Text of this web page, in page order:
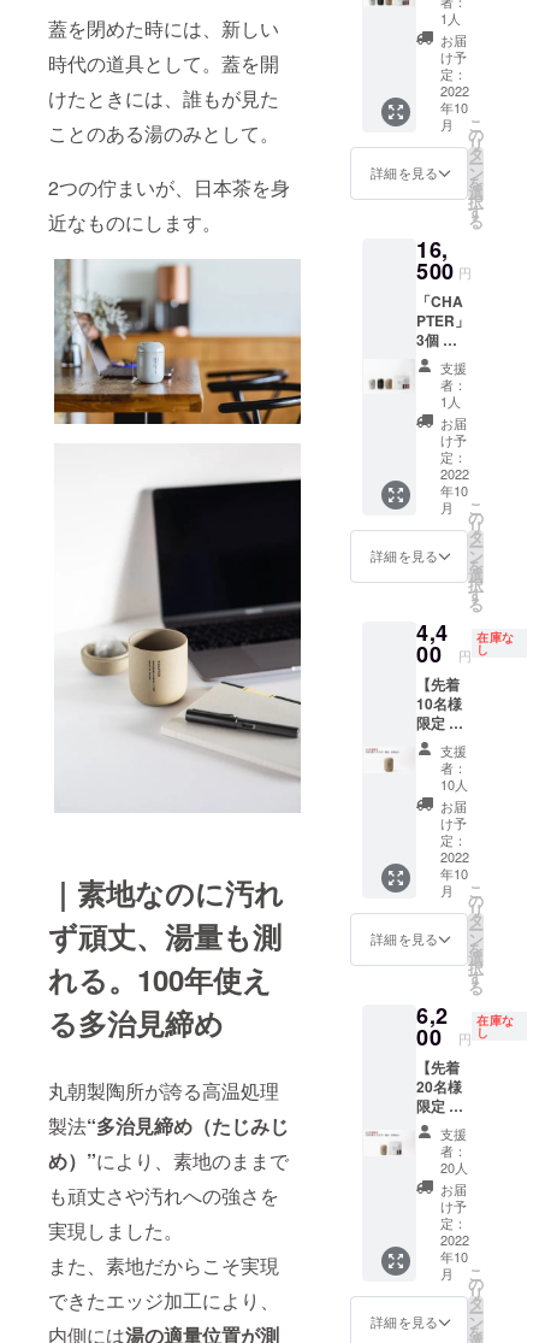
蓋を閉めた時には、新しい
時代の道具として。蓋を開
けたときには、誰もが見た
ことのある湯のみとして。
2つの佇まいが、日本茶を身
近なものにします。
｜素地なのに汚れ
ず頑丈、湯量も測
れる。100年使え
る多治見締め
丸朝製陶所が誇る高温処理
製法“多治見締め（たじみじ
め）”により、素地のままで
も頑丈さや汚れへの強さを
実現しました。
また、素地だからこそ実現
できたエッジ加工により、
内側には湯の適量位置が測
ます。
ページ
の注意
事項を
ご確認
くださ
い。 ※
ご注文
状況、
使用部
材の供
給状
造工程
上の都
合等に
より出
荷時期
が遅れ
る場合
があり
ます。
本製品
は磁器
製品
（焼き
物）の
ため、
焼きム
ラやロ
けなど
の個体
りま
す。プ
ロジェ
クト
ページ
の注意
事項を
ご確認
くださ
い。 ※
ご注文
状況、
使用部
材の供
給状
況、製
造工程
上の都
合等に
荷時期
が遅れ
る場合
があり
ます。
バッ
グ
10ヶ
月 ※未
開封
※TOP画
像の色
はクレ
ジュと
クリア
※色はク
リアグ
レー・
マット
ブラッ
ク・ク
レイ
ベー
ジュの
中から2
つお選
びいた
だけま
す。 ※
本製品
製品
（焼き
ため、
焼きム
ラやロ
ゴの欠
けなど
の個体
差があ
りま
す。プ
ロジェ
クト
ページ
の注意
事項を
ご確認
くださ
い。 ※
ご注文
状況、
材の供
給状
況、製
造工程
上の都
合等に
より出
荷時期
が遅れ
る場合
があり
ます。
ドは、
メッ
セージ
機能に
てお知
らせ致
しま
仕様 高
さ：
112mm
76mm
■賞味
期限 煎
茶/ほう
じ茶
ティー
バッ
グ
10ヶ
月 ※未
開封
※TOP画
像の色
はクリ
アグ
クリア
グレー
リアグ
レー・
マット
ブラッ
ク・ク
レイ
ベー
ジュの
中から2
つお選
びいた
だけま
す。 ※
本製品
は磁器
（焼き
物）の
焼きム
ラやロ
ゴの欠
けなど
の個体
差があ
りま
す。プ
ロジェ
クト
ページ
の注意
事項を
ご確認
くださ
い。 ※
ご注文
状況、
舗オン
ライン
ストア
で何度
でもご
利用頂
ける
10%OF
Fのクー
限は発
行日か
ら180日
間で
す。 ※
クーポ
ンコー
ドは、
メッ
セージ
機能に
てお知
らせ致
しま
す。 ■
さ：
112mm
■賞味
期限 煎
茶/ほう
じ茶
ティー
バッ
グ
10ヶ
月 ※未
開封 和
紅茶
ティー
バッ
グ
18ヶ
開封 ※
色はク
マット
ブラッ
ク・ク
レイ
ベー
ジュの
中から3
つお選
びいた
だけま
す。 ※
本製品
は磁器
製品
（焼き
ため、
ティー
バッ
グ ※
ティー
バッグ1
個で2杯
分お楽
しみい
ただけ
セージ
カード
・美濃
加茂茶
舗オン
ライン
ストア
で何度
でもご
利用頂
ける
10%OF
Fのクー
ポン
コード
※有効
期限は
から180
す。
※クーポ
ンコー
ドは、
メッ
セージ
機能に
てお知
らせ致
しま
す。 ■
仕様 高
さ：
112mm
幅：
■賞味
期限 煎
ティー
バッ
グ
10ヶ
月 ※未
開封 和
紅茶
ティー
バッ
グ
18ヶ
月 ※未
開封 ※
色はク
リアグ
マット
PTER」
3個 ＋
お試し
用煎茶
／ほう
じ茶／
和紅茶
ティー
バッグ
各1個 ■
リター
・
CHAPT
ER[チャ
プ
ター]×3
個 ・美
濃加茂
茶舗の
煎茶／
ほうじ
茶／和
紅茶
ティー
バッ
グ ※
ティー
バッグ1
ただけ
ます ・
お礼の
メッ
セージ
カード
・美濃
加茂茶
舗オン
ライン
ストア
で何度
でもご
利用頂
ける
10%OF
Fのクー
期限は
発行日
から180
日間で
す。
※クーポ
ンコー
ドは、
メッ
セージ
機能に
てお知
らせ致
しま
す。 ■
さ：
1人
お届
け予
定：
2022
年10
月
詳細を見る
こ
の
リ
タ
ー
ン
を
選
択
す
る
16,
500 円
「CHA
PTER」
3個 ＋
お試し
用煎茶
／ほう
じ茶／
和紅茶
ティー
バッグ
各1個 ■
リター
ン内容
・
CHAPT
ER[チャ
ター]×3
個 ・美
濃加茂
茶舗の
煎茶／
ほうじ
茶／和
紅茶
ティー
バッ
グ ※
ティー
バッグ1
個で2杯
分お楽
しみい
ただけ
セージ
カード
・美濃
加茂茶
舗オン
ライン
ストア
で何度
でもご
利用頂
ける
10%OF
Fのクー
ポン
コード
※有効期
限は発
支援
者：
1人
お届
け予
定：
2022
年10
月
詳細を見る
こ
の
リ
タ
ー
ン
を
選
択
す
る
4,4
00 円
在庫な
し
【先着
10名様
限定 早
割】
「CHA
PTER」
1個 ＋
お試し
用煎茶
ティー
バッグ1
ターン
内容 ・
完成し
たプロ
CHAPT
ER[チャ
プ
ター]×1
個 ・美
濃加茂
茶舗の
煎茶
（3g×1
個入
り）※
ティー
バッグ1
個で2杯
分お楽
しみい
ただけ
支援
者：
10人
お届
け予
定：
2022
年10
月
詳細を見る
こ
の
リ
タ
ー
ン
を
選
択
す
る
6,2
00 円
在庫な
し
【先着
20名様
限定 早
割】
「CHA
PTER」
1個＋煎
茶／ほ
うじ茶
ティー
バッグ2
種セッ
ト ■リ
ターン
内容 ・
支援
者：
20人
お届
け予
定：
2022
年10
月
詳細を見る
こ
の
リ
タ
ー
ン
を